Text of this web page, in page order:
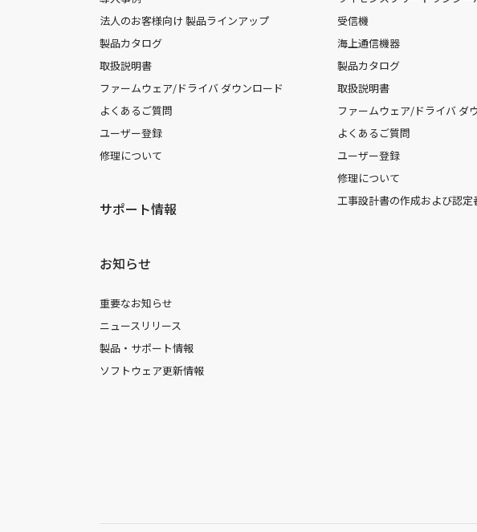
法人のお客様向け 製品ラインアップ
製品カタログ
取扱説明書
ファームウェア/ドライバ ダウンロード
よくあるご質問
ユーザー登録
修理について
サポート情報
お知らせ
重要なお知らせ
ニュースリリース
製品・サポート情報
ソフトウェア更新情報
受信機
海上通信機器
製品カタログ
取扱説明書
ファームウェア/ドライバ ダ
よくあるご質問
ユーザー登録
修理について
工事設計書の作成および認定